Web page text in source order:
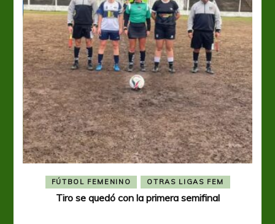
FÚTBOL FEMENINO OTRAS LIGAS FEM
Tiro se quedó con la primera semifinal